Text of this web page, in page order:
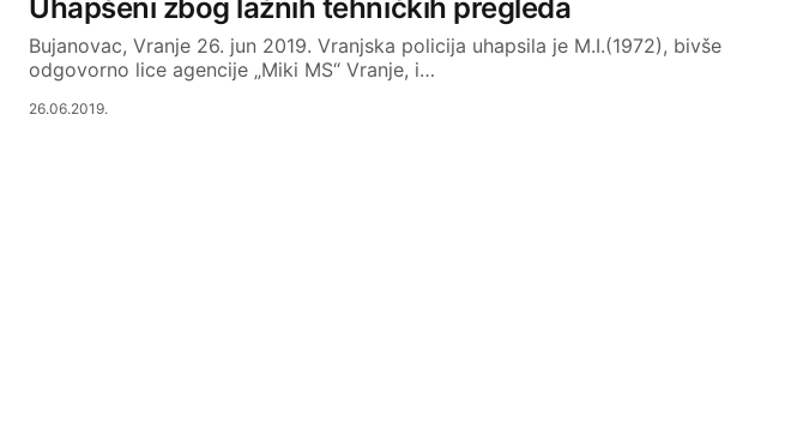
Uhapšeni zbog lažnih tehničkih pregleda
Bujanovac, Vranje 26. jun 2019. Vranjska policija uhapsila je M.I.(1972), bivše
odgovorno lice agencije „Miki MS“ Vranje, i…
26.06.2019.